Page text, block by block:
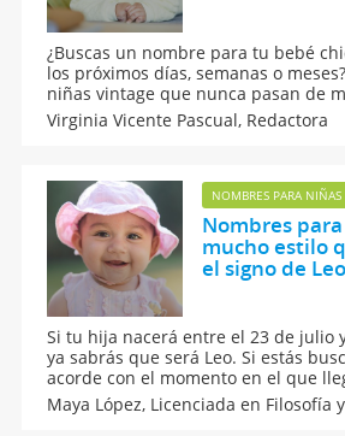
¿Buscas un nombre para tu bebé
los próximos días, semanas o meses? 35 nombres
niñas vintage que nunca pasan de
su significado. Una completa guía de
niñas en la que seguro que se
Virginia Vicente Pascual, Redactora
NOMBRES PARA NIÑAS
Nombres
mucho estilo
el signo de Leo
Si tu hija nacerá entre el 23 de julio
ya sabrás que será Leo. Si estás
acorde con el momento en el que
no te pierdas estos nombres para
estilo que nacen bajo el signo de Leo.
Maya López, Licenciada en Filosofía